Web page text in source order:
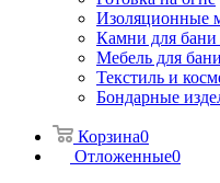
Изоляционные
Камни для
Мебель для
Текстиль и
Бондарные
Корзина0
Отложенные0